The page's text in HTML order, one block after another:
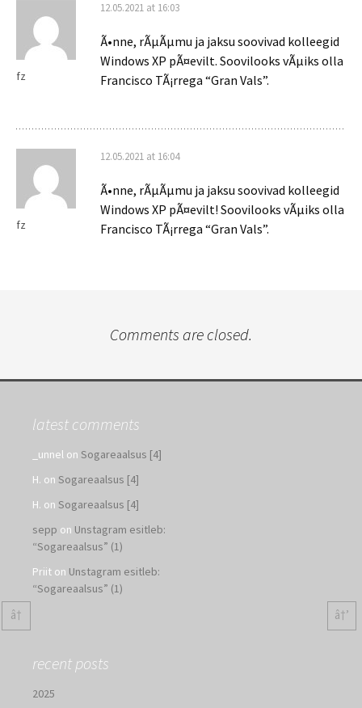
fz
12.05.2021 at 16:03
Ã•nne, rÃµÃµmu ja jaksu soovivad kolleegid
Windows XP pÃ¤evilt. Soovilooks vÃµiks olla
Francisco TÃ¡rrega “Gran Vals”.
fz
12.05.2021 at 16:04
Ã•nne, rÃµÃµmu ja jaksu soovivad kolleegid
Windows XP pÃ¤evilt! Soovilooks vÃµiks olla
Francisco TÃ¡rrega “Gran Vals”.
Comments are closed.
latest comments
_unnel on Sogareaalsus [4]
H. on Sogareaalsus [4]
H. on Sogareaalsus [4]
sepp on Unstagram esitleb:
“Sogareaalsus” (1)
Priit on Unstagram esitleb:
“Sogareaalsus” (1)
recent posts
2025
â† â†’